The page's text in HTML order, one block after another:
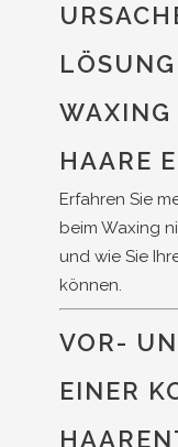
HAARE
Erfahren Sie
beim Waxing
und wie Sie
können.
VOR-
EINER